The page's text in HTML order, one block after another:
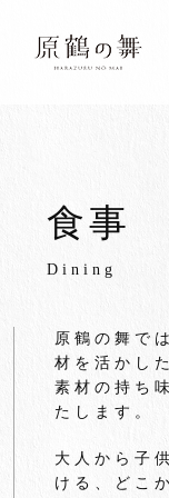
content
食事
Dining
原鶴の舞 で
材を活かし
素材の持ち
たします。
大人から子
ける、どこ